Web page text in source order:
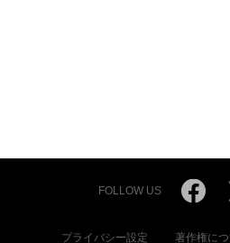
FOLLOW US
プライバシー設定 著作権に